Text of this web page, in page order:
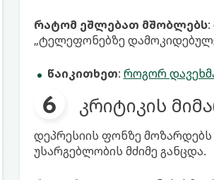
რატომ ეშლებათ მშობლებს:
„ტელეფონებზე
წაიკითხეთ: როგორ
კრიტიკის
დეპრესიის ფონზე
უსარგებლობის მძიმე განცდა.